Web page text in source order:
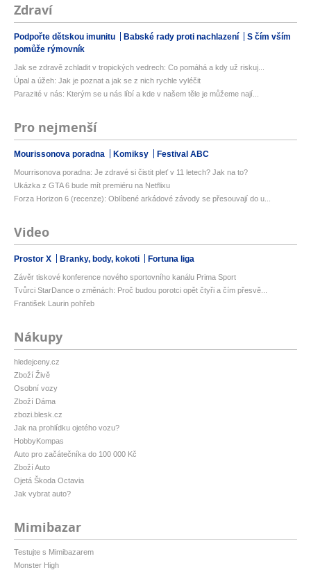
Zdraví
Podpořte dětskou imunitu Babské rady proti nachlazení
S čím vším
pomůže rýmovník
Jak se zdravě zchladit v tropických vedrech: Co pomáhá a kdy už riskuj...
Úpal a úžeh: Jak je poznat a jak se z nich rychle vyléčit
Parazité v nás: Kterým se u nás líbí a kde v našem těle je můžeme nají...
Pro nejmenší
Mourissonova poradna Komiksy Festival ABC
Mourrisonova poradna: Je zdravé si čistit pleť v 11 letech? Jak na to?
Ukázka z GTA 6 bude mít premiéru na Netflixu
Forza Horizon 6 (recenze): Oblíbené arkádové závody se přesouvají do u...
Video
Prostor X Branky, body, kokoti Fortuna liga
Závěr tiskové konference nového sportovního kanálu Prima Sport
Tvůrci StarDance o změnách: Proč budou porotci opět čtyři a čím přesvě...
František Laurin pohřeb
Nákupy
hledejceny.cz
Zboží Živě
Osobní vozy
Zboží Dáma
zbozi.blesk.cz
Jak na prohlídku ojetého vozu?
HobbyKompas
Auto pro začátečníka do 100 000 Kč
Zboží Auto
Ojetá Škoda Octavia
Jak vybrat auto?
Mimibazar
Testujte s Mimibazarem
Monster High